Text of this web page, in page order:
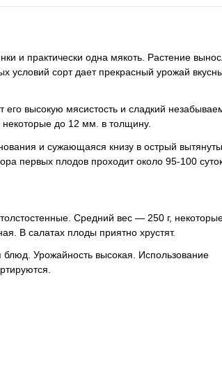
и практически одна мякоть. Растение
условий сорт дает прекрасный урожай
высокую мясистость и сладкий
некоторые до 12 мм. в толщину.
и сужающаяся книзу в острый
первых плодов проходит около 95-100
Средний вес — 250 г,
В салатах плоды приятно хрустят.
блюд. Урожайность высокая. Использование